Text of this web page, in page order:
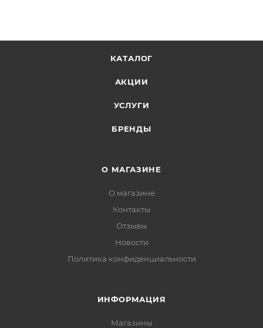
КАТАЛОГ
АКЦИИ
УСЛУГИ
БРЕНДЫ
О МАГАЗИНЕ
О магазине
Контакты
Отзывы
Новости
Политика конфиденциальности
ИНФОРМАЦИЯ
Магазины